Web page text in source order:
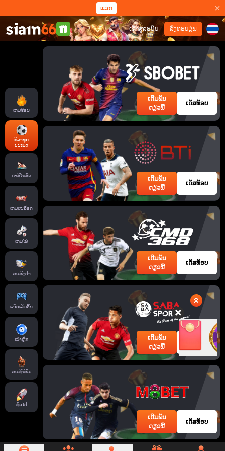
ແລກ
ລົງທະບຽນ
ເຂົ້າສູ່ລະບົບ
ເກມຮ້ອນ
ກິລາທຸກ
ປະເພດ
ຄາສິໂນສົດ
ເກມສະລັອດ
ເກມໄພ່
ເກມຍິງປາ
ແອັບເລີ່ມຕົ້ນ
ໜ້າຫຼັກ
ເກມທີ່ນິຍົມ
ທົ່ວໄປ
ເດີມພັນ
ດຽວນີ້
ເດັສທັອບ
ເດີມພັນ
ດຽວນີ້
ເດັສທັອບ
ເດີມພັນ
ດຽວນີ້
ເດັສທັອບ
ເດີມພັນ
ດຽວນີ້
ເດີມພັນ
ດຽວນີ້
ເດັສທັອບ